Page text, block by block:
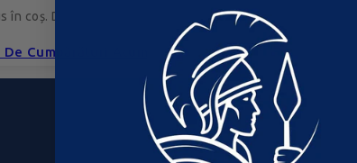
în coș. Du-te, umple-l cu ceva ce-ți place!
Cumpărături Acum
Nume utilizator
Parolă *Obligatoriu
Ține-mă minte